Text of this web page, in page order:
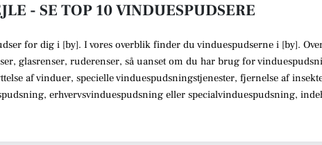
- SE TOP 10 VINDUESPUDSERE
for dig i [by]. I vores overblik finder du vinduespudserne i [by].
glasrenser, ruderenser, så uanset om du har brug for
af vinduer, specielle vinduespudsningstjenester, fjernelse af
erhvervsvinduespudsning eller specialvinduespudsning,